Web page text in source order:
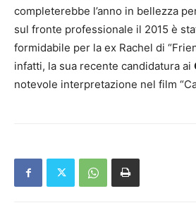
completerebbe l’anno in bellezza
sul fronte professionale il 2015 è
formidabile per la ex Rachel di
infatti, la sua recente candidatura ai
notevole interpretazione nel film